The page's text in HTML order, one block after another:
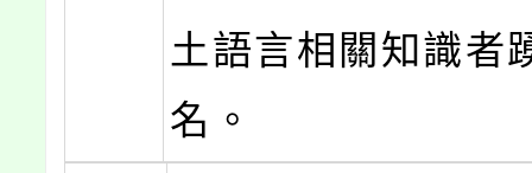
土語言相關知識者
名。